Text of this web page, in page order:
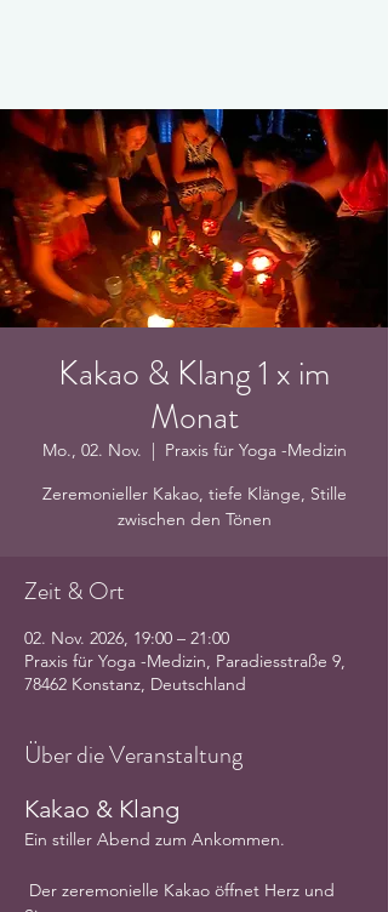
Kakao & Klang 1 x im
Monat
Mo., 02. Nov.
  |
Praxis für Yoga -Medizin
Zeremonieller Kakao, tiefe Klänge, Stille
zwischen den Tönen
Zeit & Ort
02. Nov. 2026, 19:00 – 21:00
Praxis für Yoga -Medizin, Paradiesstraße 9,
78462 Konstanz, Deutschland
Über die Veranstaltung
Kakao & Klang
Ein stiller Abend zum Ankommen.